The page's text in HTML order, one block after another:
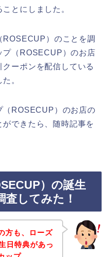
とにしました。
ROSECUP）のことを調
プ（ROSECUP）のお店
ーポンを配信している
。
（ROSECUP）のお店の
ができたら、随時記事を
）の誕生
査してみた！
方も、ローズ
日特典があっ